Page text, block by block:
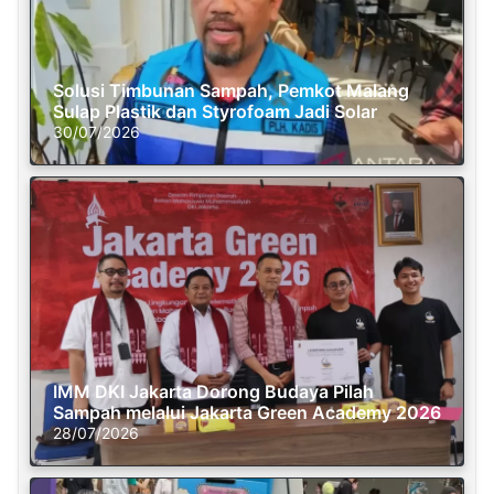
Solusi Timbunan Sampah, Pemkot Malang
Sulap Plastik dan Styrofoam Jadi Solar
30/07/2026
IMM DKI Jakarta Dorong Budaya Pilah
Sampah melalui Jakarta Green Academy 2026
28/07/2026